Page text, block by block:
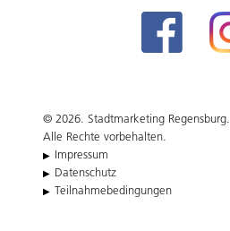
© 2026. Stadtmarketing Regensburg.
Alle Rechte vorbehalten.
Impressum
Datenschutz
Teilnahmebedingungen